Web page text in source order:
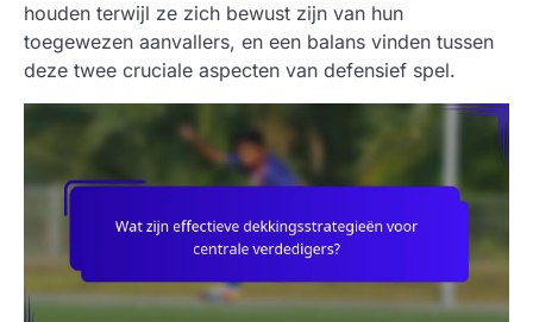
houden terwijl ze zich bewust zijn van hun
toegewezen aanvallers, en een balans vinden tussen
deze twee cruciale aspecten van defensief spel.